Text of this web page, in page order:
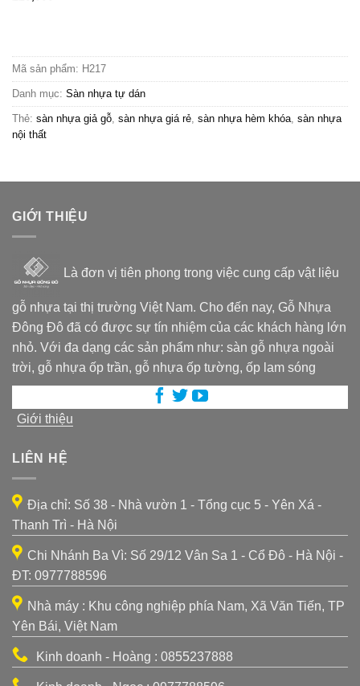
Mã sản phẩm: H217
Danh mục: Sàn nhựa tự dán
Thẻ: sàn nhựa giả gỗ, sàn nhựa giá rẻ, sàn nhựa hèm khóa, sàn nhựa
nội thất
GIỚI THIỆU
Là đơn vị tiên phong trong việc cung cấp vật liệu
gỗ nhựa tại thị trường Việt Nam. Cho đến nay, Gỗ Nhựa
Đông Đô đã có được sự tín nhiệm của các khách hàng lớn
nhỏ. Với đa dạng các sản phẩm như: sàn gỗ nhựa ngoài
trời, gỗ nhựa ốp trần, gỗ nhựa ốp tường, ốp lam sóng
Giới thiệu
LIÊN HỆ
Địa chỉ: Số 38 - Nhà vườn 1 - Tổng cục 5 - Yên Xá -
Thanh Trì - Hà Nội
Chi Nhánh Ba Vì: Số 29/12 Vân Sa 1 - Cổ Đô - Hà Nội -
ĐT: 0977788596
Nhà máy : Khu công nghiệp phía Nam, Xã Văn Tiến, TP
Yên Bái, Việt Nam
Kinh doanh - Hoàng : 0855237888